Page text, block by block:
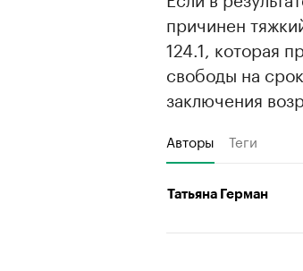
причинен
124.1, которая
свободы на
заключения
Авторы Теги
Татьяна Герман